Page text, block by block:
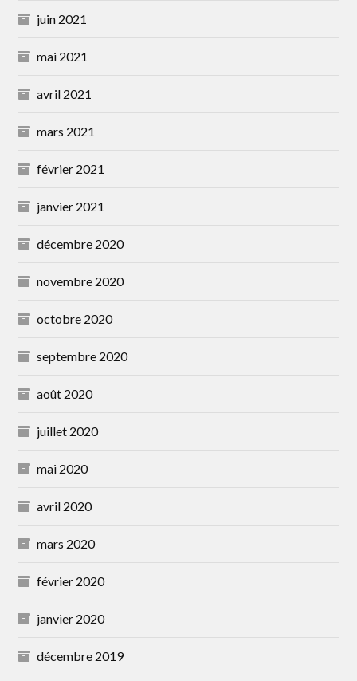
juin 2021
mai 2021
avril 2021
mars 2021
février 2021
janvier 2021
décembre 2020
novembre 2020
octobre 2020
septembre 2020
août 2020
juillet 2020
mai 2020
avril 2020
mars 2020
février 2020
janvier 2020
décembre 2019